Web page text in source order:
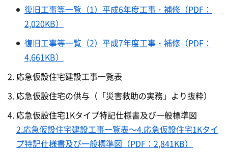
復旧工事等一覧（1）平成6年度工事・補修（PDF：
2,020KB）
復旧工事等一覧（2）平成7年度工事・補修（PDF：
4,661KB）
応急仮設住宅建設工事一覧表
応急仮設住宅の供与（「災害救助の実務」より抜粋）
応急仮設住宅1Kタイプ特記仕様書及び一般標準図
2.応急仮設住宅建設工事一覧表～4.応急仮設住宅1Kタイ
プ特記仕様書及び一般標準図（PDF：2,841KB）